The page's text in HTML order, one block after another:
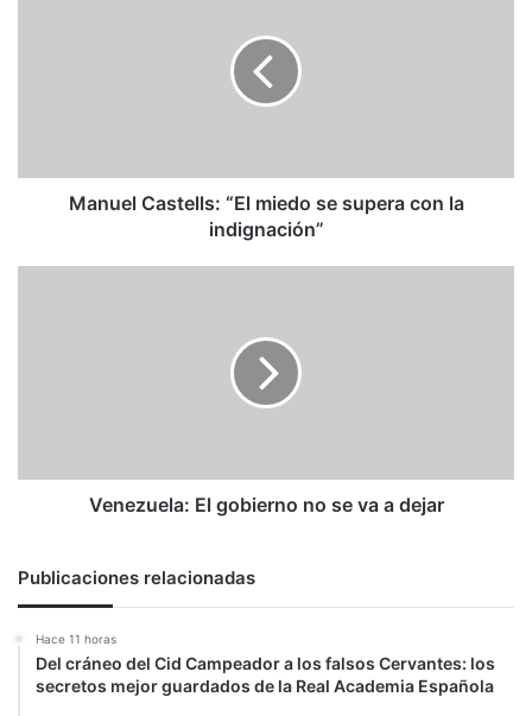
indignación”
Manuel Castells: “El miedo se supera con la
indignación”
Venezuela: El gobierno no se va a dejar
Publicaciones relacionadas
Hace 11 horas
Del cráneo del Cid Campeador a los falsos Cervantes: los
secretos mejor guardados de la Real Academia Española